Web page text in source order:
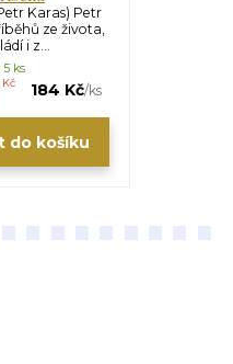
Karas) Petr
ze života,
i z...
184 Kč/ks
5 ks
do košíku